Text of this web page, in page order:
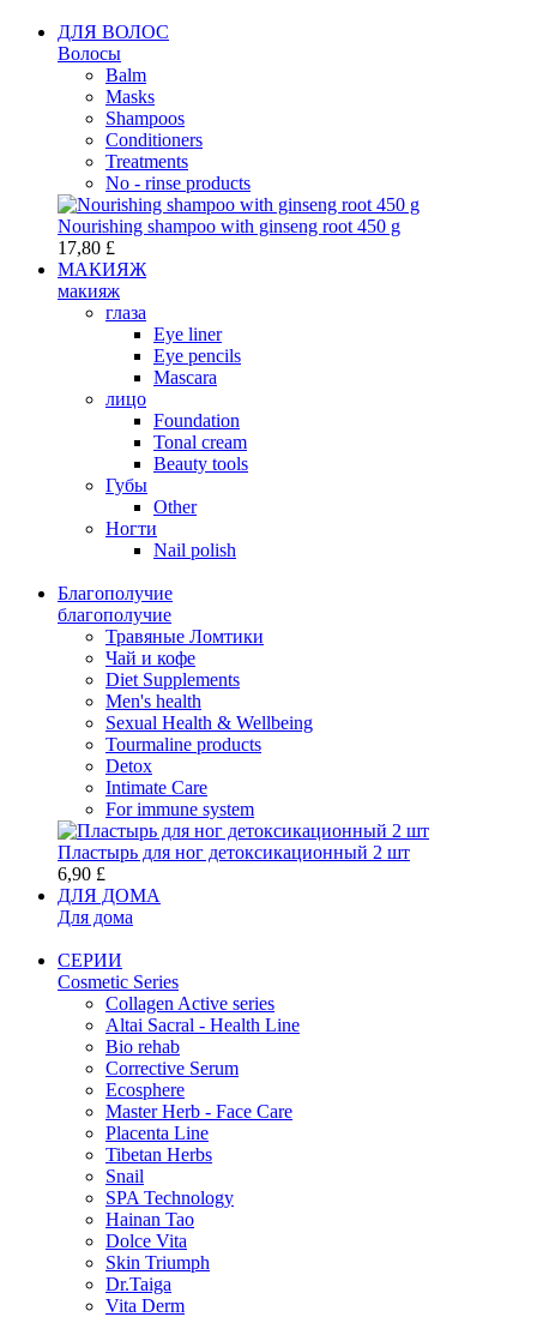
ДЛЯ ВОЛОС
Волосы
Balm
Masks
Shampoos
Conditioners
Treatments
No - rinse products
Nourishing shampoo with ginseng root 450 g
17,80 £
МАКИЯЖ
макияж
глаза
Eye liner
Eye pencils
Mascara
лицо
Foundation
Tonal cream
Beauty tools
Губы
Other
Ногти
Nail polish
Благополучие
благополучие
Травяные Ломтики
Чай и кофе
Diet Supplements
Men's health
Sexual Health & Wellbeing
Tourmaline products
Detox
Intimate Care
For immune system
Пластырь для ног детоксикационный 2 шт
6,90 £
ДЛЯ ДОМА
Для дома
СЕРИИ
Cosmetic Series
Collagen Active series
Altai Sacral - Health Line
Bio rehab
Corrective Serum
Ecosphere
Master Herb - Face Care
Placenta Line
Tibetan Herbs
Snail
SPA Technology
Hainan Tao
Dolce Vita
Skin Triumph
Dr.Taiga
Vita Derm